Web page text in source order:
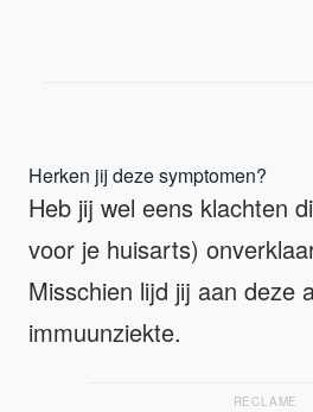
Herken jij deze symptomen?
Heb jij wel eens klachten
voor je huisarts)
Misschien lijd jij aan deze
immuunziekte.
RECLAME